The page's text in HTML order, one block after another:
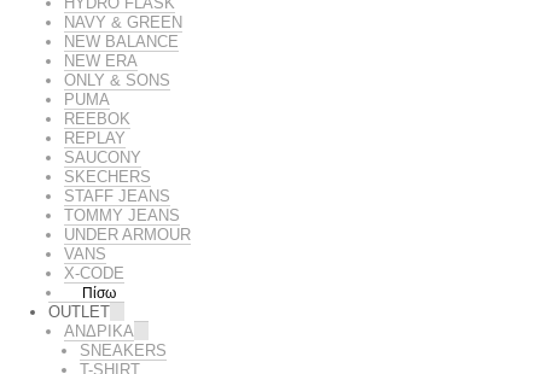
NAVY & GREEN
NEW BALANCE
NEW ERA
ONLY & SONS
PUMA
REEBOK
REPLAY
SAUCONY
SKECHERS
STAFF JEANS
TOMMY JEANS
UNDER ARMOUR
VANS
X-CODE
Πίσω
OUTLET
ΑΝΔΡΙΚΑ
SNEAKERS
T-SHIRT